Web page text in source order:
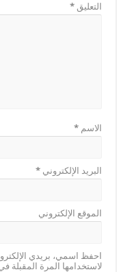
التعليق*
الاسم*
البريد الإلكتروني*
الموقع الإلكتروني
احفظ اسمي، بريدي
لاستخدامها المرة المقبلة